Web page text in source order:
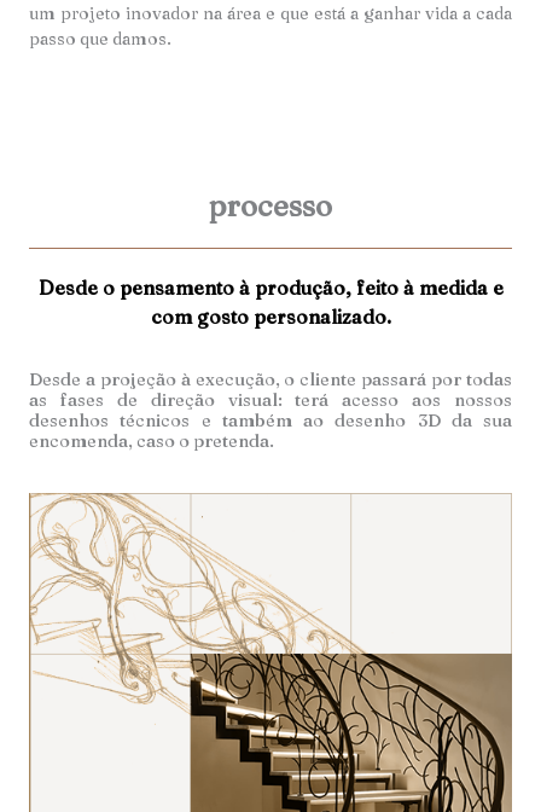
um projeto inovador na área e que está a ganhar vida a cada
passo que damos.
processo
Desde o pensamento à produção, feito à medida e
com gosto personalizado.
Desde a projeção à execução, o cliente passará por todas
as fases de direção visual: terá acesso aos nossos
desenhos técnicos e também ao desenho 3D da sua
encomenda, caso o pretenda.